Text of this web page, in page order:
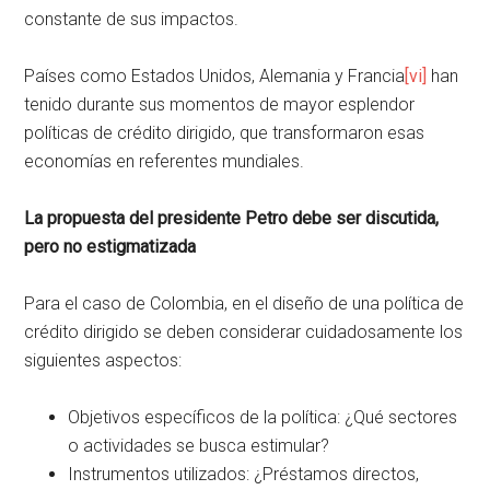
constante de sus impactos.
Países como Estados Unidos, Alemania y Francia [vi] han
tenido durante sus momentos de mayor esplendor
políticas de crédito dirigido, que transformaron esas
economías en referentes mundiales.
La propuesta del presidente Petro debe ser discutida,
pero no estigmatizada
Para el caso de Colombia, en el diseño de una política de
crédito dirigido se deben considerar cuidadosamente los
siguientes aspectos:
Objetivos específicos de la política: ¿Qué sectores
o actividades se busca estimular?
Instrumentos utilizados: ¿Préstamos directos,